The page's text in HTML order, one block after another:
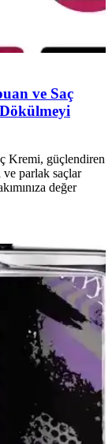
ve Saç
Kremi, güçlendiren
ve parlak saçlar
değer